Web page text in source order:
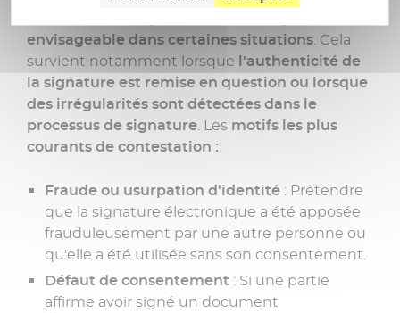
envisageable dans certaines situations. Cela
survient notamment lorsque l'authenticité de
la signature est remise en question ou lorsque
des irrégularités sont détectées dans le
processus de signature. Les motifs les plus
courants de contestation :
Fraude ou usurpation d'identité : Prétendre
que la signature électronique a été apposée
frauduleusement par une autre personne ou
qu'elle a été utilisée sans son consentement.
Défaut de consentement : Si une partie
affirme avoir signé un document